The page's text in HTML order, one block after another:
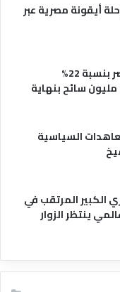
أيقونة مصرية عبر
زيادة السياحة في مصر بنسبة 22%
والتوقعات تشير لـ 18 مليون سائح بنهاية
السياسية
الكبير المرتقب في
ينتظر الزوار